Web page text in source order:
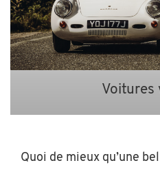
Voitures
Quoi de mieux qu’une